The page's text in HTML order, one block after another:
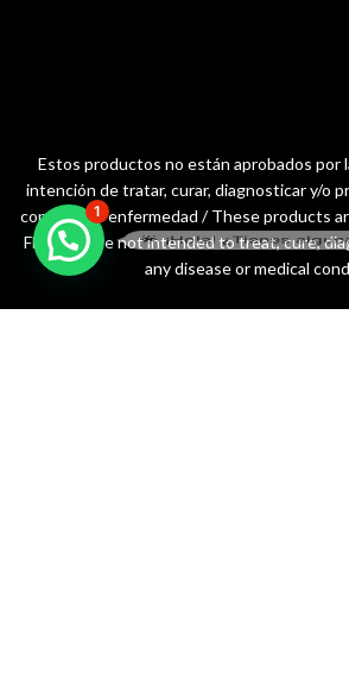
Estos productos no están aprobados por
intención de tratar, curar, diagnosticar y/o
condición o enfermedad / These products
FDA and are not intended to treat, cure,
any disease or medical
🌟 ¡Hola! ¿Tienes
1